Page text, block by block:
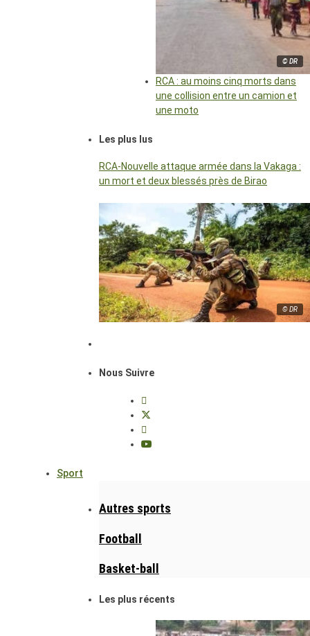
© DR
RCA : au moins cinq morts dans
une collision entre un camion et
une moto
Les plus lus
RCA-Nouvelle attaque armée dans la Vakaga :
un mort et deux blessés près de Birao
© DR
Nous Suivre
Sport
Autres sports
Football
Basket-ball
Les plus récents